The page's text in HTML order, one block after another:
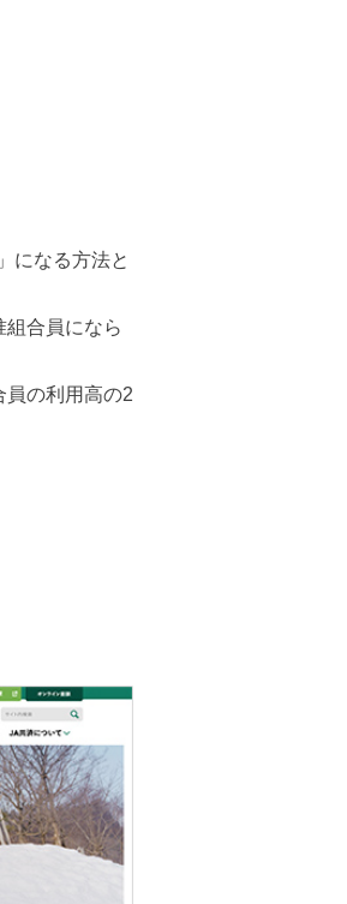
になる方法と
合員になら
員の利用高の2